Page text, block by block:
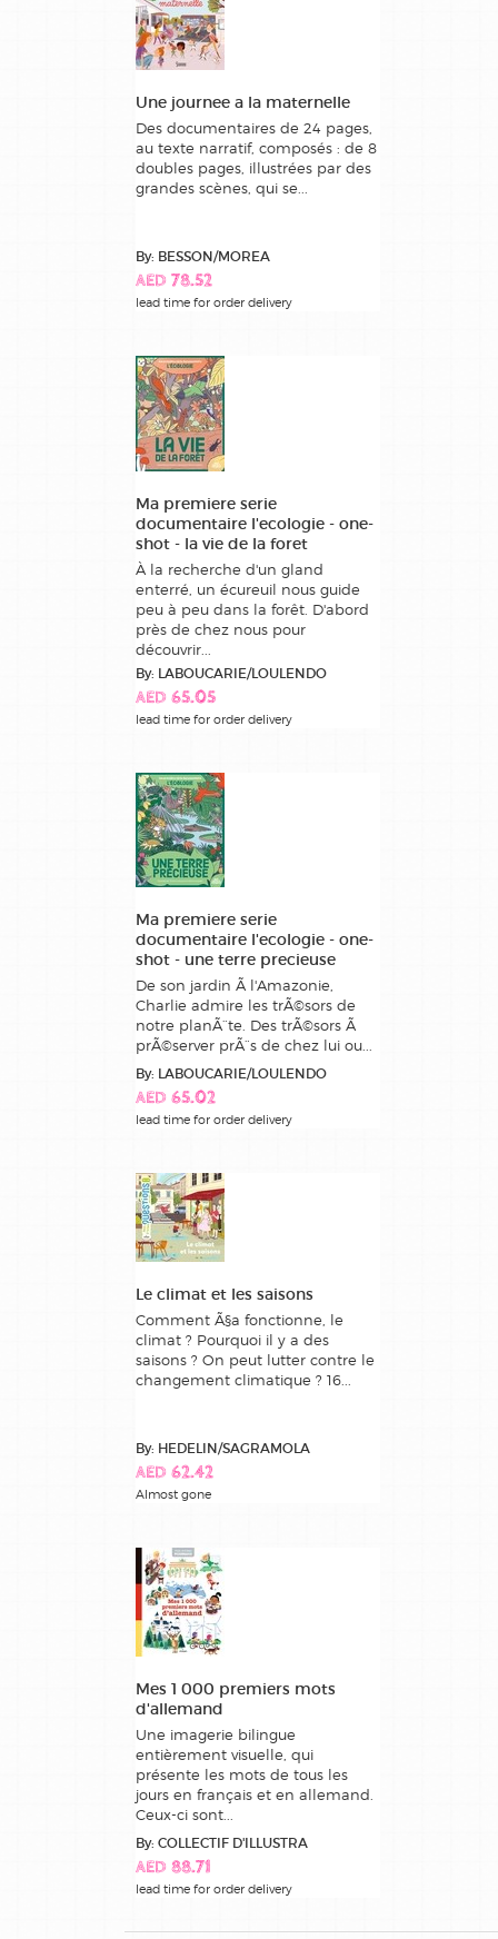
Une journee a la maternelle
Des documentaires de 24 pages,
au texte narratif, composés : de 8
doubles pages, illustrées par des
grandes scènes, qui se...
By: BESSON/MOREA
AED 78.52
lead time for order delivery
Ma premiere serie
documentaire l'ecologie - one-
shot - la vie de la foret
À la recherche d'un gland
enterré, un écureuil nous guide
peu à peu dans la forêt. D'abord
près de chez nous pour
découvrir...
By: LABOUCARIE/LOULENDO
AED 65.05
lead time for order delivery
Ma premiere serie
documentaire l'ecologie - one-
shot - une terre precieuse
De son jardin Ã l'Amazonie,
Charlie admire les trÃ©sors de
notre planÃ¨te. Des trÃ©sors Ã
prÃ©server prÃ¨s de chez lui ou...
By: LABOUCARIE/LOULENDO
AED 65.02
lead time for order delivery
Le climat et les saisons
Comment Ã§a fonctionne, le
climat ? Pourquoi il y a des
saisons ? On peut lutter contre le
changement climatique ? 16...
By: HEDELIN/SAGRAMOLA
AED 62.42
Almost gone
Mes 1 000 premiers mots
d'allemand
Une imagerie bilingue
entièrement visuelle, qui
présente les mots de tous les
jours en français et en allemand.
Ceux-ci sont...
By: COLLECTIF D'ILLUSTRA
AED 88.71
lead time for order delivery